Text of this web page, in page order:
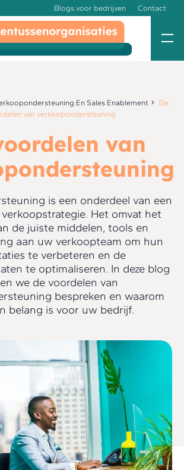
Blogs voor bedrijven Contact
En Sales Enablement
De
van verkoopondersteuning
van
is een onderdeel van een
Het omvat het
de juiste middelen, tools en
aan uw verkoopteam om hun
te verbeteren en de
te optimaliseren. In deze blog
we de voordelen van
bespreken en waarom
belang is voor uw bedrijf.